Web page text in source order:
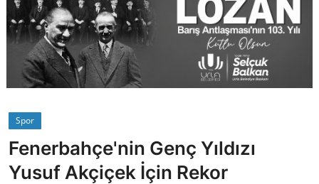
Ankara
TBMM
Cumhurbaşkanlığı
Bakanlıklar
Spor
Fenerbahçe'nin Genç Yıldızı
Yusuf Akçiçek İçin Rekor